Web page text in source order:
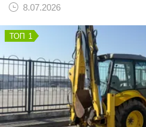
8.07.2026
1